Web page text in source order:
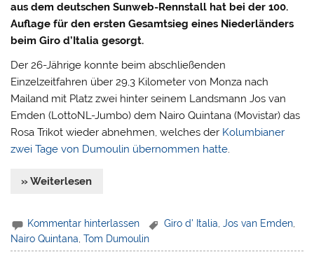
aus dem deutschen Sunweb-Rennstall hat bei der 100.
Auflage für den ersten Gesamtsieg eines Niederländers
beim Giro d’Italia gesorgt.
Der 26-Jährige konnte beim abschließenden
Einzelzeitfahren über 29,3 Kilometer von Monza nach
Mailand mit Platz zwei hinter seinem Landsmann Jos van
Emden (LottoNL-Jumbo) dem Nairo Quintana (Movistar) das
Rosa Trikot wieder abnehmen, welches der Kolumbianer
zwei Tage von Dumoulin übernommen hatte.
» Weiterlesen
Kommentar hinterlassen Giro d' Italia,Jos van Emden,
Nairo Quintana ,Tom Dumoulin